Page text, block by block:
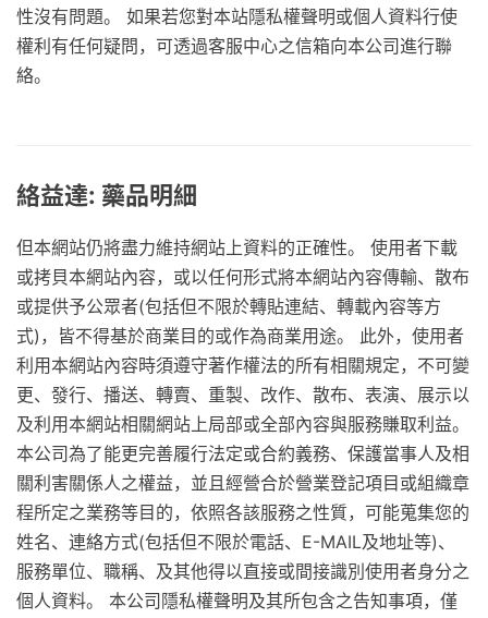
性沒有問題。 如果若您對本站隱私權聲明或個人資料行使
權利有任何疑問，可透過客服中心之信箱向本公司進行聯
絡。
絡益達: 藥品明細
但本網站仍將盡力維持網站上資料的正確性。 使用者下載
或拷貝本網站內容，或以任何形式將本網站內容傳輸、散布
或提供予公眾者(包括但不限於轉貼連結、轉載內容等方
式)，皆不得基於商業目的或作為商業用途。 此外，使用者
利用本網站內容時須遵守著作權法的所有相關規定，不可變
更、發行、播送、轉賣、重製、改作、散布、表演、展示以
及利用本網站相關網站上局部或全部內容與服務賺取利益。
本公司為了能更完善履行法定或合約義務、保護當事人及相
關利害關係人之權益，並且經營合於營業登記項目或組織章
程所定之業務等目的，依照各該服務之性質，可能蒐集您的
姓名、連絡方式(包括但不限於電話、E-MAIL及地址等)、
服務單位、職稱、及其他得以直接或間接識別使用者身分之
個人資料。 本公司隱私權聲明及其所包含之告知事項，僅